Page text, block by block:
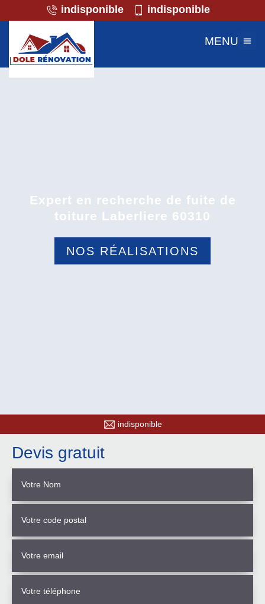
indisponible indisponible
MENU
Expert en recherche de fuite de
toiture Laberliere 60310
NOS RÉALISATIONS
indisponible
Devis gratuit